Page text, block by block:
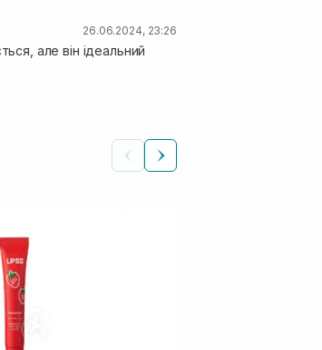
26.06.2024, 23:26
але він ідеальний